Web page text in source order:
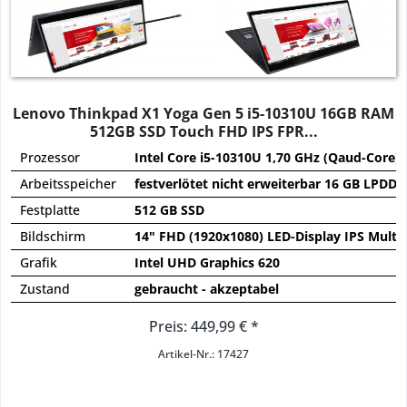
Lenovo Thinkpad X1 Yoga Gen 5 i5-10310U 16GB RAM
512GB SSD Touch FHD IPS FPR...
Prozessor
Intel Core i5-10310U 1,70 GHz (Qaud-Core)
Arbeitsspeicher
festverlötet nicht erweiterbar 16 GB
Festplatte
512 GB SSD
Bildschirm
14" FHD (1920x1080) LED-Display IPS
Grafik
Intel UHD Graphics 620
Zustand
gebraucht - akzeptabel
Preis: 449,99 € *
Artikel-Nr.: 17427